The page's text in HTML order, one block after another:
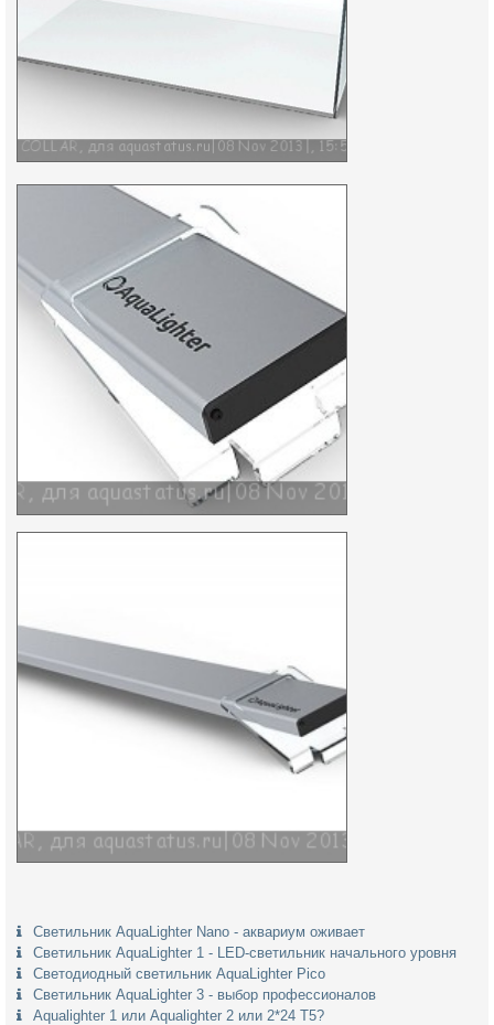
Светильник AquaLighter Nano - аквариум оживает
Светильник AquaLighter 1 - LED-светильник начального уровня
Светодиодный светильник AquaLighter Pico
Светильник AquaLighter 3 - выбор профессионалов
Aqualighter 1 или Aqualighter 2 или 2*24 Т5?